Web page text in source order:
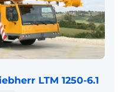
LTM 1250-6.1